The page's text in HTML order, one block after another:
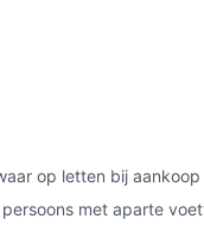
op letten bij aankoop
met aparte